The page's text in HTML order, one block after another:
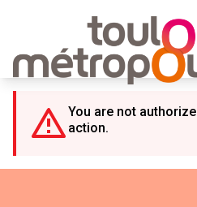
You are not
action.